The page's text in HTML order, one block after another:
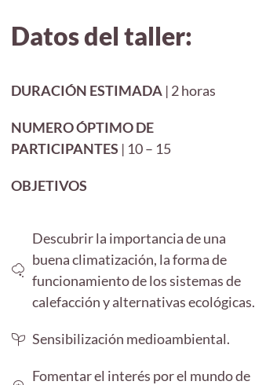
Datos del taller:
DURACIÓN ESTIMADA| 2 horas
NUMERO ÓPTIMO DE
PARTICIPANTES | 10 – 15
OBJETIVOS
Descubrir la importancia de una
buena climatización, la forma de
funcionamiento de los sistemas de
calefacción y alternativas ecológicas.
Sensibilización medioambiental.
Fomentar el interés por el mundo de